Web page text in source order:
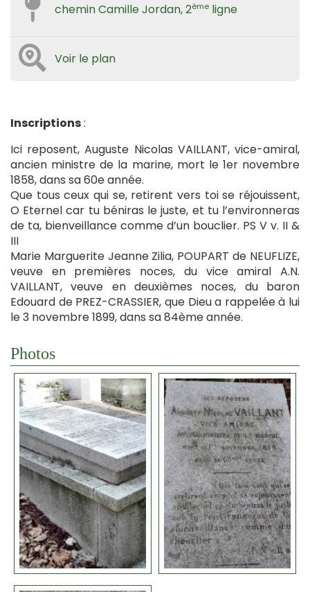
chemin Camille Jordan, 2ème ligne
Voir le plan
Inscriptions:
Ici reposent, Auguste Nicolas VAILLANT, vice-amiral,
ancien ministre de la marine, mort le 1er novembre
1858, dans sa 60e année.
Que tous ceux qui se, retirent vers toi se réjouissent,
O Eternel car tu béniras le juste, et tu l’environneras
de ta, bienveillance comme d’un bouclier. PS V v. II &
III
Marie Marguerite Jeanne Zilia, POUPART de NEUFLIZE,
veuve en premières noces, du vice amiral A.N.
VAILLANT, veuve en deuxièmes noces, du baron
Edouard de PREZ-CRASSIER, que Dieu a rappelée à lui
le 3 novembre 1899, dans sa 84ème année.
Photos